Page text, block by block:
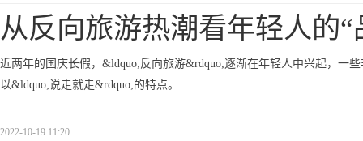
从反向旅游热潮看年轻人的“
近两年的国庆长假，&ldquo;反向旅游&rdquo;逐渐在年轻人中兴起，一
以&ldquo;说走就走&rdquo;的特点。
2022-10-19 11:20